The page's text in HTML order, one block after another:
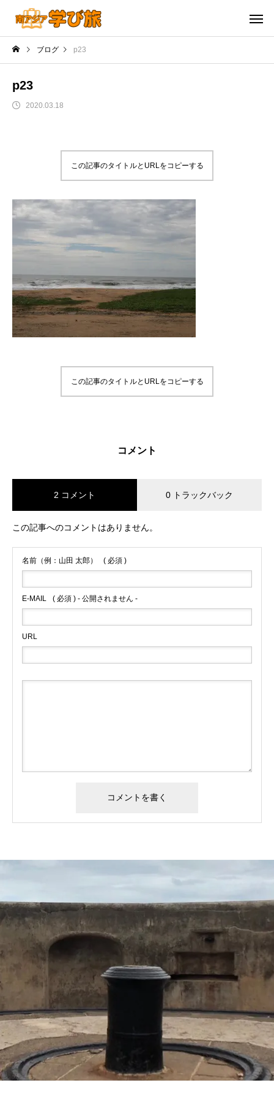
ブログ p23
p23
2020.03.18
この記事のタイトルとURLをコピーする
この記事のタイトルとURLをコピーする
コメント
2 コメント 0 トラックバック
この記事へのコメントはありません。
名前（例：山田 太郎） ( 必須 )
E-MAIL ( 必須 ) - 公開されません -
URL